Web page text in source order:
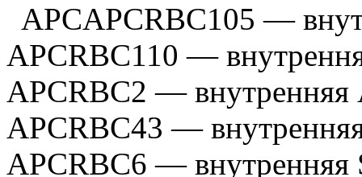
APCAPCRBC105 —
APCRBC110 —
APCRBC2 —
APCRBC43 —
APCRBC6 —